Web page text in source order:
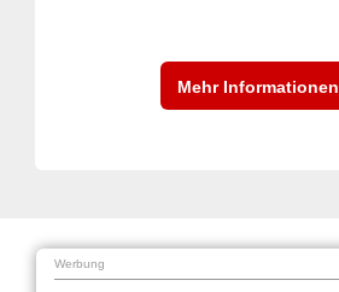
Mehr Informationen
Werbung